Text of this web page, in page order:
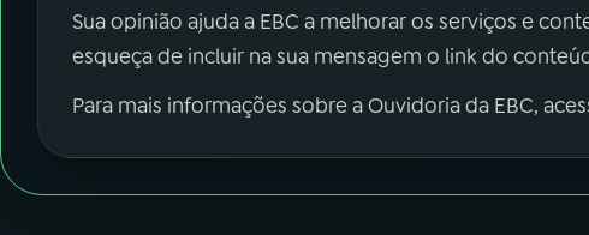
Sua opinião ajuda a EBC a melhorar os serviços e
esqueça de incluir na sua mensagem o link do
Para mais informações sobre a Ouvidoria da EBC,